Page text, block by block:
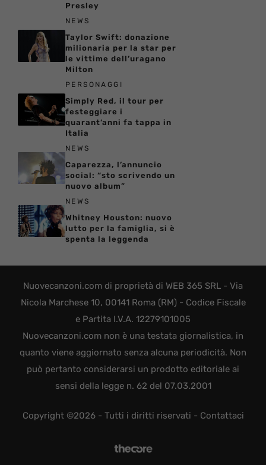
Presley
NEWS
Taylor Swift: donazione
milionaria per la star per
le vittime dell’uragano
Milton
PERSONAGGI
Simply Red, il tour per
festeggiare i
quarant’anni fa tappa in
Italia
NEWS
Caparezza, l’annuncio
social: “sto scrivendo un
nuovo album”
NEWS
Whitney Houston: nuovo
lutto per la famiglia, si è
spenta la leggenda
Nuovecanzoni.com di proprietà di WEB 365 SRL - Via
Nicola Marchese 10, 00141 Roma (RM) - Codice Fiscale
e Partita I.V.A. 12279101005
Nuovecanzoni.com non è una testata giornalistica, in
quanto viene aggiornato senza alcuna periodicità. Non
può pertanto considerarsi un prodotto editoriale ai
sensi della legge n. 62 del 07.03.2001
Copyright ©2026 - Tutti i diritti riservati - Contattaci